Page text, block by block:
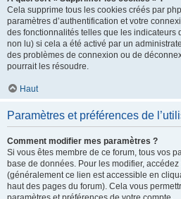
Cela supprime tous les cookies créés par
paramètres d’authentification et votre
des fonctionnalités telles que les indicateurs
non lu) si cela a été activé par un
des problèmes de connexion ou de
pourrait les résoudre.
Haut
Paramètres et préférences de
Comment modifier mes paramètres ?
Si vous êtes membre de ce forum, tous vos
base de données. Pour les modifier, accédez
(généralement ce lien est accessible en
haut des pages du forum). Cela vous